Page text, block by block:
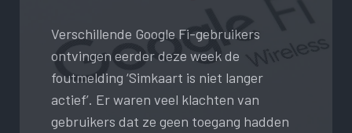
Verschillende Google Fi-gebruikers
ontvingen eerder deze week de
foutmelding ‘Simkaart is niet langer
actief’. Er waren veel klachten van
gebruikers dat ze geen toegang hadden